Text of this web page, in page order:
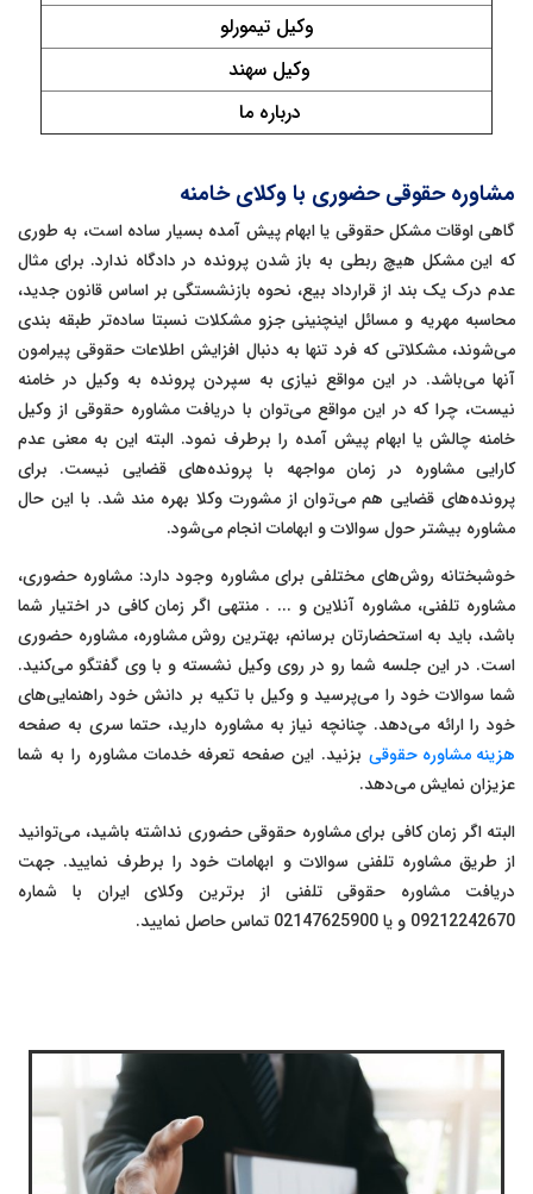
وکیل تیمورلو
وکیل سهند
درباره ما
مشاوره حقوقی حضوری با وکلای خامنه
گاهی اوقات مشکل حقوقی یا ابهام پیش آمده بسیار ساده است، به طوری
که این مشکل هیچ ربطی به باز شدن پرونده در دادگاه ندارد. برای مثال
عدم درک یک بند از قرارداد بیع، نحوه بازنشستگی بر اساس قانون جدید،
محاسبه مهریه و مسائل اینچنینی جزو مشکلات نسبتا ساده‌تر طبقه بندی
می‌شوند، مشکلاتی که فرد تنها به دنبال افزایش اطلاعات حقوقی پیرامون
آنها می‌باشد. در این مواقع نیازی به سپردن پرونده به وکیل در خامنه
نیست، چرا که در این مواقع می‌توان با دریافت مشاوره حقوقی از وکیل
خامنه چالش یا ابهام پیش آمده را برطرف نمود. البته این به معنی عدم
کارایی مشاوره در زمان مواجهه با پرونده‌های قضایی نیست. برای
پرونده‌های قضایی هم می‌توان از مشورت وکلا بهره مند شد. با این حال
مشاوره بیشتر حول سوالات و ابهامات انجام می‌شود.
خوشبختانه روش‌های مختلفی برای مشاوره وجود دارد: مشاوره حضوری،
مشاوره تلفنی، مشاوره آنلاین و ... . منتهی اگر زمان کافی در اختیار شما
باشد، باید به استحضارتان برسانم، بهترین روش مشاوره، مشاوره حضوری
است. در این جلسه شما رو در روی وکیل نشسته و با وی گفتگو می‌کنید.
شما سوالات خود را می‌پرسید و وکیل با تکیه بر دانش خود راهنمایی‌های
خود را ارائه می‌دهد. چنانچه نیاز به مشاوره دارید، حتما سری به صفحه
هزینه مشاوره حقوقی بزنید. این صفحه تعرفه خدمات مشاوره را به شما
عزیزان نمایش می‌دهد.
البته اگر زمان کافی برای مشاوره حقوقی حضوری نداشته باشید، می‌توانید
از طریق مشاوره تلفنی سوالات و ابهامات خود را برطرف نمایید. جهت
دریافت مشاوره حقوقی تلفنی از برترین وکلای ایران با شماره
09212242670 و یا 02147625900 تماس حاصل نمایید.